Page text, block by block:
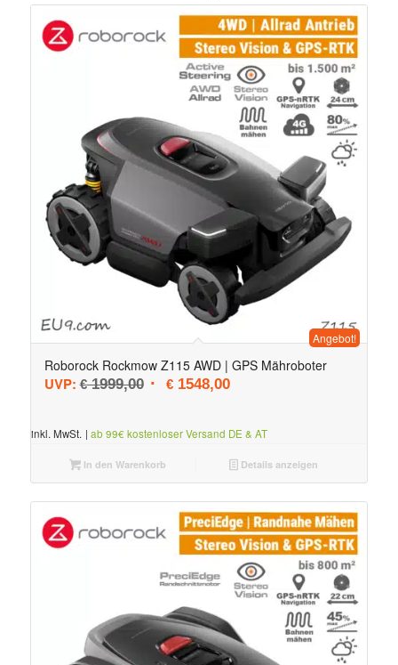
Roborock Rockmow Z115 AWD | GPS Mähroboter
UVP: €1999,00 Ursprünglicher Preis war: € 1999,00
€1548,00Aktueller Preis ist: €
Angebot!
inkl. MwSt. | ab 99€ kostenloser Versand DE & AT
In den Warenkorb Details anzeigen